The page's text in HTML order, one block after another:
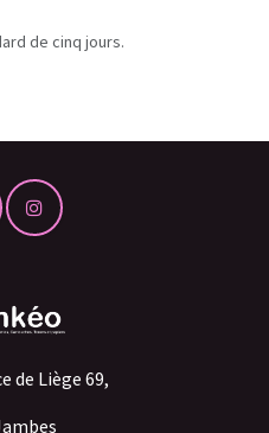
de cinq jours.
de Liège 69,